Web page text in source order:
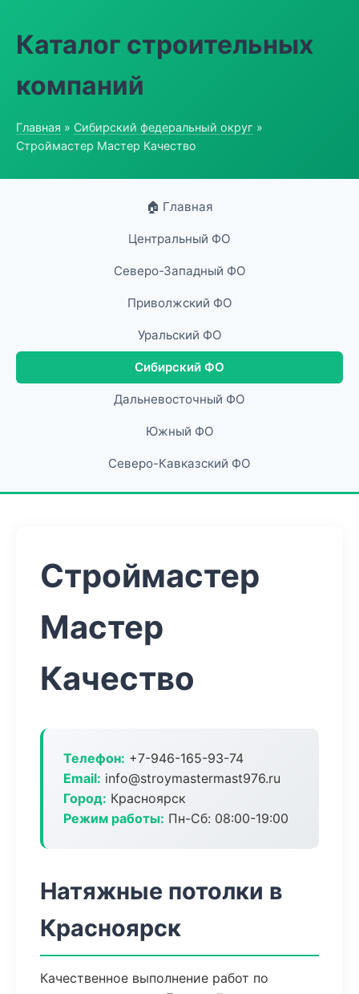
Каталог строительных
компаний
Главная » Сибирский федеральный округ »
Строймастер Мастер Качество
🏠 Главная
Центральный ФО
Северо-Западный ФО
Приволжский ФО
Уральский ФО
Сибирский ФО
Дальневосточный ФО
Южный ФО
Северо-Кавказский ФО
Строймастер
Мастер
Качество
Телефон: +7-946-165-93-74
Email: info@stroymastermast976.ru
Город: Красноярск
Режим работы: Пн-Сб: 08:00-19:00
Натяжные потолки в
Красноярск
Качественное выполнение работ по